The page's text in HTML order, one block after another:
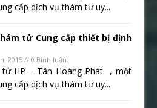
cấp dịch vụ thám tư uy...
tử Cung cấp thiết bị định
2015 // 0 Bình luận
HP – Tân Hoàng Phát , một
cấp dịch vụ thám tư uy...